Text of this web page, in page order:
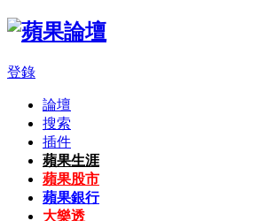
登錄
論壇
搜索
插件
蘋果生涯
蘋果股市
蘋果銀行
大樂透